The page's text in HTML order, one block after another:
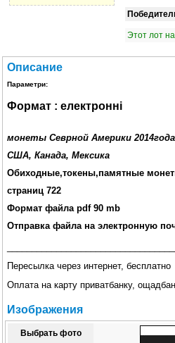
Этот лот
Описание
Параметри:
Формат : електронні
монеты Севрной Америки 2014года
США, Канада, Мексика
Обиходные,токены,памятные
страниц 722
Формат файла pdf 90 mb
Отправка файла на электронную
Пересылка через интернет, бесплатно
Оплата на карту приватбанку,
Изображения
Выбрать фото